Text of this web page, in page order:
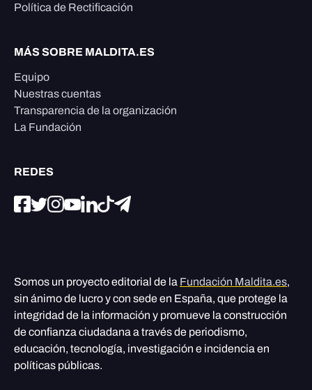
Política de Rectificación
MÁS SOBRE MALDITA.ES
Equipo
Nuestras cuentas
Transparencia de la organización
La Fundación
REDES
Somos un proyecto editorial de la Fundación Maldita.es,
sin ánimo de lucro y con sede en España, que protege la
integridad de la información y promueve la construcción
de confianza ciudadana a través de periodismo,
educación, tecnología, investigación e incidencia en
políticas públicas.